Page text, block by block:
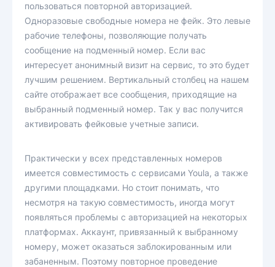
пользоваться повторной авторизацией.
Одноразовые свободные номера не фейк. Это левые
рабочие телефоны, позволяющие получать
сообщение на подменный номер. Если вас
интересует анонимный визит на сервис, то это будет
лучшим решением. Вертикальный столбец на нашем
сайте отображает все сообщения, приходящие на
выбранный подменный номер. Так у вас получится
активировать фейковые учетные записи.
Практически у всех представленных номеров
имеется совместимость с сервисами Youla, а также
другими площадками. Но стоит понимать, что
несмотря на такую совместимость, иногда могут
появляться проблемы с авторизацией на некоторых
платформах. Аккаунт, привязанный к выбранному
номеру, может оказаться заблокированным или
забаненным. Поэтому повторное проведение